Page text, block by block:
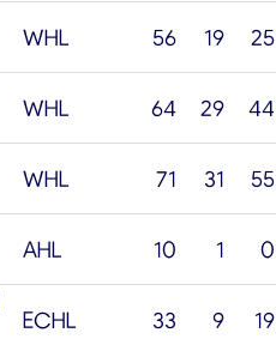
WHL 56 19
25
WHL 64 29
44
WHL 71 31
55
AHL 10 1
0
ECHL 33 9
19